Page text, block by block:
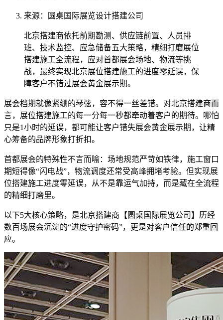
来源：圆桌国际展览设计搭建公司
北京搭建商依托前期勘测、供应链前置、人员排
班、技术监控、应急储备五大策略，精细打磨展位
搭建施工全流程，应对首都展会场地、物流等挑
战，最终实现北京展位搭建施工的进度零延误，保
障客户不错过展会黄金展示期。
展会档期就像紧绷的琴弦，容不得一丝差错。对北京搭建商而
言，展位搭建施工的每一分每一秒都牵动着客户的期待。哪怕
只是1小时的延误，都可能让客户错失展会黄金展示期，让精
心筹备的品牌形象打折扣。
首都展会的特殊性不言而喻：场地规范严苛如铁律，施工窗口
期短得像“闪电战”，物流调度还常受高峰拥堵考验。但实现展
位搭建施工进度零延误，从不是靠运气加持，而是藏在全流程
的精细打磨里。
以下5大核心策略，是北京搭建商【圆桌国际展览公司】历经
数百场展会沉淀的“进度守护密码”，更是对客户信任的郑重回
应。